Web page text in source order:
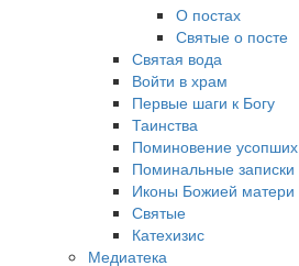
О постах
Святые о посте
Святая вода
Войти в храм
Первые шаги к Богу
Таинства
Поминовение усопших
Поминальные записки
Иконы Божией матери
Святые
Катехизис
Медиатека